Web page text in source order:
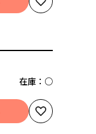
在庫： ○